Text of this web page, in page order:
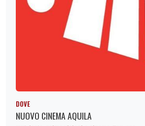
DOVE
NUOVO CINEMA AQUILA